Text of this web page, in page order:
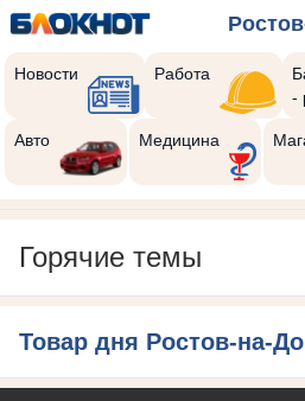
Новости Работа
-
Авто Медицина
Горячие темы
Товар дня Ростов-на-